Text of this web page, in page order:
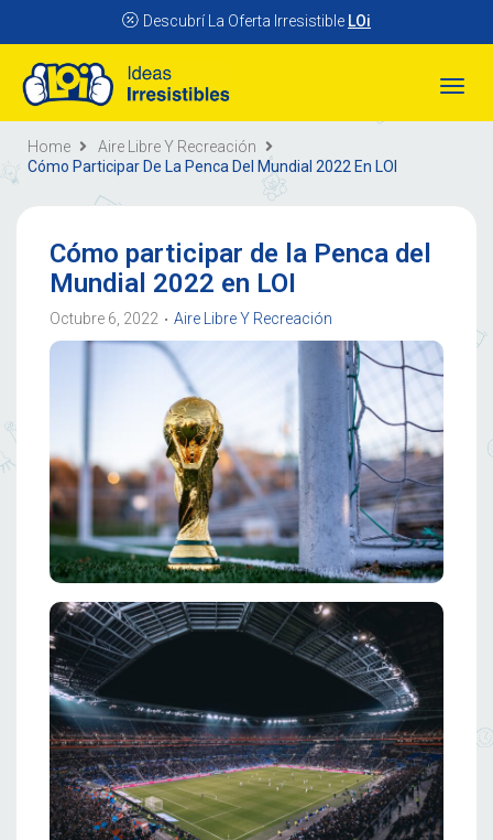
Descubrí La Oferta Irresistible LOi
Home
Aire Libre Y Recreación
Cómo Participar De La Penca Del Mundial 2022 En LOI
Cómo participar de la Penca del
Mundial 2022 en LOI
Octubre 6, 2022 • Aire Libre Y Recreación